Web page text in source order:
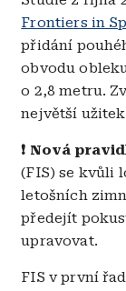
Frontiers in
přidání
obvodu
o 2,8 metru.
největší
❗ Nová
(FIS) se kvůli
letošních
předejít
upravovat.
FIS v první